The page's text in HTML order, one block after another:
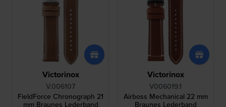
Victorinox
V.006107
FieldForce Chronograph 21
Victorinox
V006019.1
Airboss Mechanical 22 mm